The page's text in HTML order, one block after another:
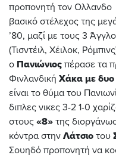
προπονητή τον Ολλανδο
βασικό στέλεχος της
’80, μαζί με τους 3
(Τισντέιλ, Χέιλοκ,
ο Πανιώνιος πέρασε τα
Φινλανδική Χάκα με δυο
είναι το θύμα του
διπλες νικες 3-2 1-0
στους «8» της
κόντρα στην Λάτσιο του
Σουηδό προπονητή να